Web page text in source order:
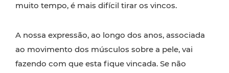
muito tempo, é mais difícil tirar os vincos.
A nossa expressão, ao longo dos anos, associada
ao movimento dos músculos sobre a pele, vai
fazendo com que esta fique vincada. Se não